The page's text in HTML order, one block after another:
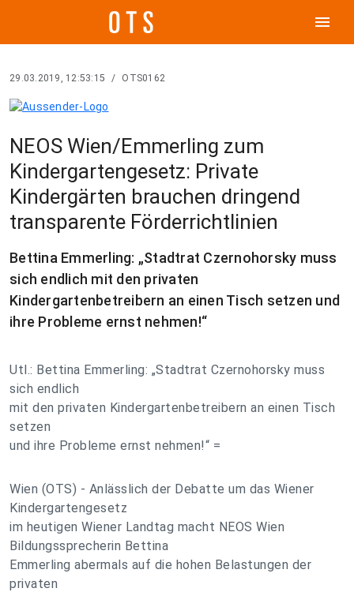
menu
29.03.2019, 12:53:15 / OTS0162
NEOS Wien/Emmerling zum
Kindergartengesetz: Private
Kindergärten brauchen dringend
transparente Förderrichtlinien
Bettina Emmerling: „Stadtrat Czernohorsky muss
sich endlich mit den privaten
Kindergartenbetreibern an einen Tisch setzen und
ihre Probleme ernst nehmen!“
Utl.: Bettina Emmerling: „Stadtrat Czernohorsky muss
sich endlich
mit den privaten Kindergartenbetreibern an einen Tisch
setzen
und ihre Probleme ernst nehmen!“ =
Wien (OTS) - Anlässlich der Debatte um das Wiener
Kindergartengesetz
im heutigen Wiener Landtag macht NEOS Wien
Bildungssprecherin Bettina
Emmerling abermals auf die hohen Belastungen der
privaten